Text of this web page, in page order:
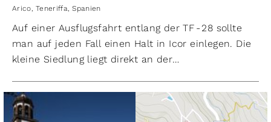
Arico, Teneriffa, Spanien
Auf einer Ausflugsfahrt entlang der TF - 28 sollte
man auf jeden Fall einen Halt in Icor einlegen. Die
kleine Siedlung liegt direkt an der
Schon in der Zeit vor der Eroberung sollen hier
Guanchen gesiedelt haben, man soll hier die